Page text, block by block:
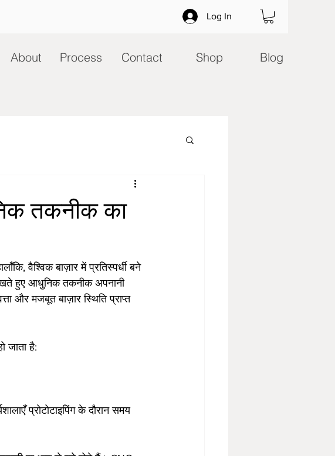
Log In
About Process Contact Shop Blog
तकनीक का
वैश्विक बाज़ार में प्रतिस्पर्धी बने
हुए आधुनिक तकनीक अपनानी
और मजबूत बाज़ार स्थिति प्राप्त
जाता है:
प्रोटोटाइपिंग के दौरान समय